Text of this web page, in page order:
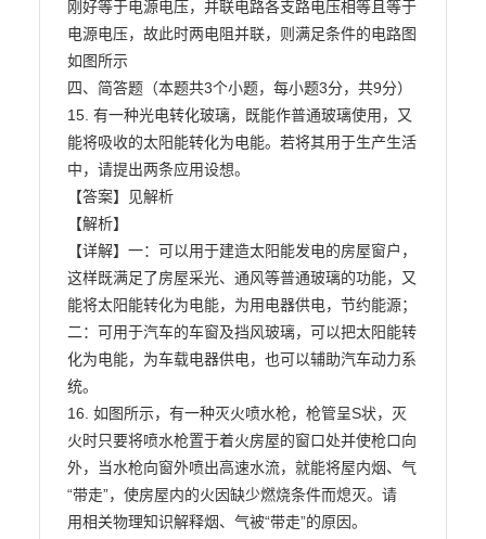
刚好等于电源电压，并联电路各支路电压相等且等于
电源电压，故此时两电阻并联，则满足条件的电路图
如图所示
四、简答题（本题共3个小题，每小题3分，共9分）
15. 有一种光电转化玻璃，既能作普通玻璃使用，又
能将吸收的太阳能转化为电能。若将其用于生产生活
中，请提出两条应用设想。
【答案】见解析
【解析】
【详解】一：可以用于建造太阳能发电的房屋窗户，
这样既满足了房屋采光、通风等普通玻璃的功能，又
能将太阳能转化为电能，为用电器供电，节约能源；
二：可用于汽车的车窗及挡风玻璃，可以把太阳能转
化为电能，为车载电器供电，也可以辅助汽车动力系
统。
16. 如图所示，有一种灭火喷水枪，枪管呈S状，灭
火时只要将喷水枪置于着火房屋的窗口处并使枪口向
外，当水枪向窗外喷出高速水流，就能将屋内烟、气
“带走”，使房屋内的火因缺少燃烧条件而熄灭。请
用相关物理知识解释烟、气被“带走”的原因。